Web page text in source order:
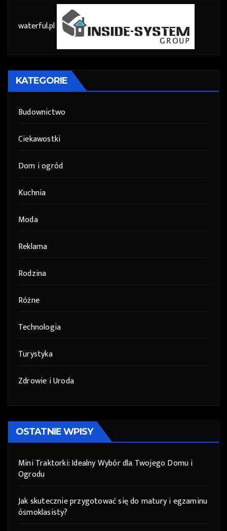
waterful.pl
KATEGORIE
Budownictwo
Ciekawostki
Dom i ogród
Kuchnia
Moda
Reklama
Rodzina
Różne
Technologia
Turystyka
Zdrowie i Uroda
OSTATNIE WPISY
Mini Traktorki: Idealny Wybór dla Twojego Domu i
Ogrodu
Jak skutecznie przygotować się do matury i egzaminu
ósmoklasisty?